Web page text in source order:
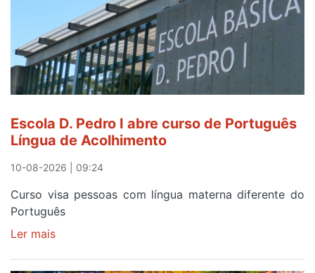
Martins
no
contrarrelógio
desta
segunda-
feira
87ª
Volta
a
Escola D. Pedro I abre curso de Português
Língua de Acolhimento
10-08-2026 | 09:24
Curso visa pessoas com língua materna diferente do
Português
Ler mais